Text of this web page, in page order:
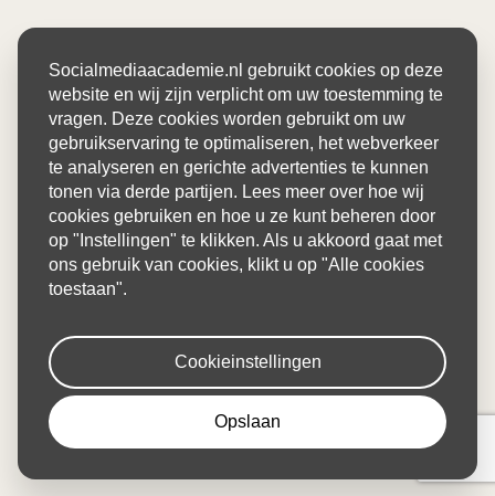
Socialmediaacademie.nl gebruikt cookies op deze
website en wij zijn verplicht om uw toestemming te
vragen. Deze cookies worden gebruikt om uw
gebruikservaring te optimaliseren, het webverkeer
te analyseren en gerichte advertenties te kunnen
tonen via derde partijen. Lees meer over hoe wij
cookies gebruiken en hoe u ze kunt beheren door
op "Instellingen" te klikken. Als u akkoord gaat met
ons gebruik van cookies, klikt u op "Alle cookies
toestaan".
Cookieinstellingen
Opslaan